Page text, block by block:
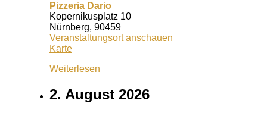
Pizzeria Dario
Kopernikusplatz 10
Nürnberg, 90459
Veranstaltungsort anschauen
KartePizzeria
Weiterlesen
2. August 2026